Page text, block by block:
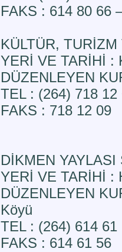
FAKS : 614 80 66
KÜLTÜR,
YERİ VE TARİHİ :
DÜZENLEYEN
TEL : (264) 718
FAKS : 718 12 09
DİKMEN
YERİ VE TARİHİ :
DÜZENLEYEN
Köyü
TEL : (264) 614
FAKS : 614 61 56